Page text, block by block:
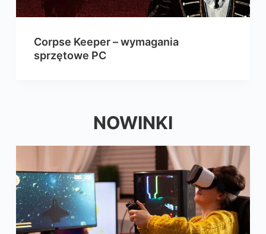
Corpse Keeper – wymagania
sprzętowe PC
NOWINKI